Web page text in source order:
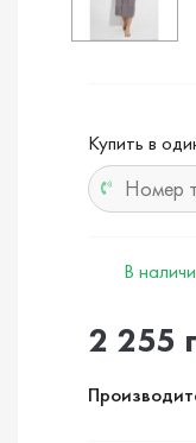
Купить в
В
2 255